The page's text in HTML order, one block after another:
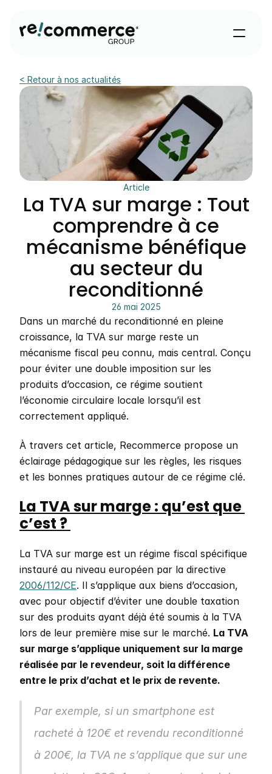
< Retour à nos actualités
Article
La TVA sur marge : Tout
comprendre à ce
mécanisme bénéfique
au secteur du
reconditionné
26 mai 2025
Dans un marché du reconditionné en pleine
croissance, la TVA sur marge reste un
mécanisme fiscal peu connu, mais central. Conçu
pour éviter une double imposition sur les
produits d’occasion, ce régime soutient
l’économie circulaire locale lorsqu’il est
correctement appliqué.
À travers cet article, Recommerce propose un
éclairage pédagogique sur les règles, les risques
et les bonnes pratiques autour de ce régime clé.
La TVA sur marge : qu’est que
c’est ?
La TVA sur marge est un régime fiscal spécifique
2006/112/CE. Il s’applique aux biens d’occasion,
avec pour objectif d’éviter une double taxation
sur des produits ayant déjà été soumis à la TVA
lors de leur première mise sur le marché. La TVA
sur marge s’applique uniquement sur la marge
réalisée par le revendeur, soit la différence
entre le prix d’achat et le prix de revente.
Par exemple, si un smartphone est
racheté à 120€ et revendu reconditionné
à 200€, la TVA ne s’applique que sur une